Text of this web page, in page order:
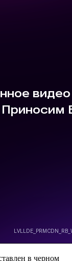
в черном